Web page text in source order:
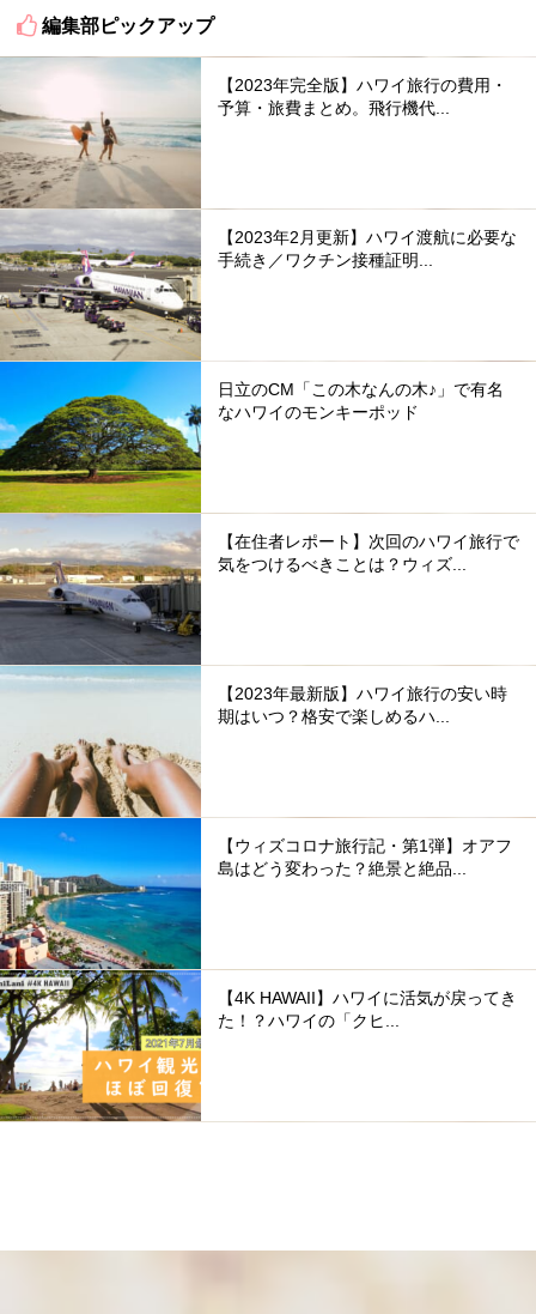
編集部ピックアップ
【2023年完全版】ハワイ旅行の費用・
予算・旅費まとめ。飛行機代...
【2023年2月更新】ハワイ渡航に必要な
手続き／ワクチン接種証明...
日立のCM「この木なんの木♪」で有名
なハワイのモンキーポッド
【在住者レポート】次回のハワイ旅行で
気をつけるべきことは？ウィズ...
【2023年最新版】ハワイ旅行の安い時
期はいつ？格安で楽しめるハ...
【ウィズコロナ旅行記・第1弾】オアフ
島はどう変わった？絶景と絶品...
【4K HAWAII】ハワイに活気が戻ってき
た！？ハワイの「クヒ...